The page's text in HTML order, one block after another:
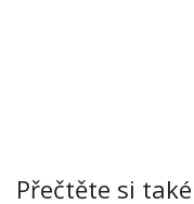
Přečtěte si také